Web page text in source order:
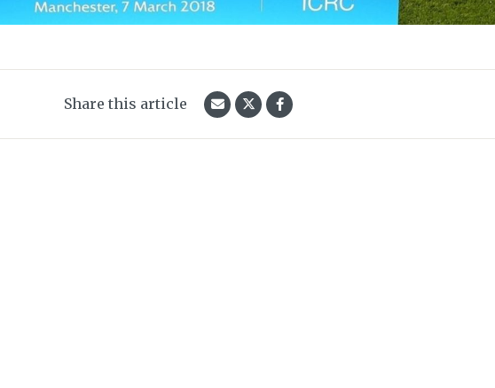
Share this article